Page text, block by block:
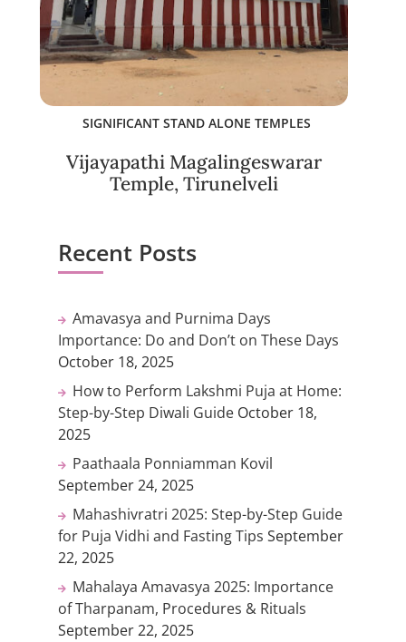
SIGNIFICANT STAND ALONE TEMPLES
Vijayapathi Magalingeswarar
Temple, Tirunelveli
Recent Posts
Amavasya and Purnima Days
Importance: Do and Don’t on These Days
October 18, 2025
How to Perform Lakshmi Puja at Home:
Step-by-Step Diwali Guide October 18,
2025
Paathaala Ponniamman Kovil
September 24, 2025
Mahashivratri 2025: Step-by-Step Guide
for Puja Vidhi and Fasting Tips September
22, 2025
Mahalaya Amavasya 2025: Importance
of Tharpanam, Procedures & Rituals
September 22, 2025